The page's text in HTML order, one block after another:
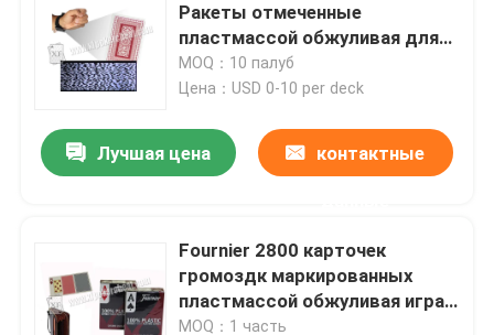
Контроль качества
Новости
Запросите цитату
Незримые играя карточки
Ракеты отмеченные
пластмассой обжуливая для
камеры инфракрасного блока
развертки покера
MOQ：10 палуб
Цена：USD 0-10 per deck
Лучшая цена контактные
Fournier 2800 карточек
громоздк маркированных
пластмассой обжуливая играя
для анализатора покера
MOQ：1 часть